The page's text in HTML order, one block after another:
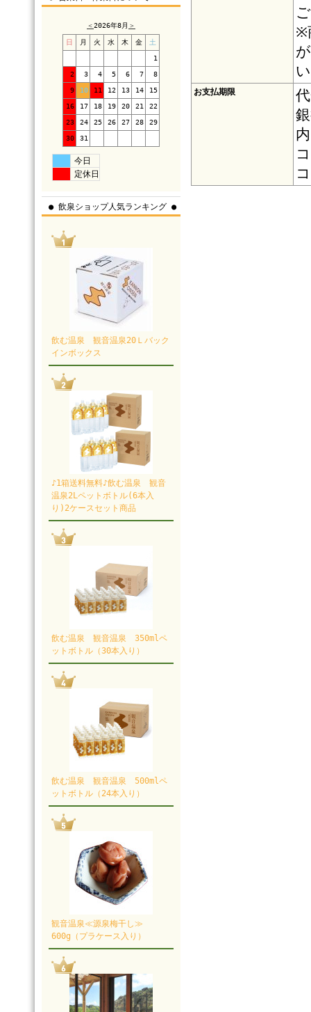
＜2026年8月 ＞
日 月 火 水 木 金 土
1
2 3 4 5 6 7 8
9 10 11 12 13 14 15
16 17 18 19 20 21 22
23 24 25 26 27 28 29
30 31
今日
定休日
● 飲泉ショップ人気ランキング ●
飲む温泉 観音温泉20Ｌバック
インボックス
♪1箱送料無料♪飲む温泉 観音
温泉2Lペットボトル(6本入
り)2ケースセット商品
飲む温泉 観音温泉 350mlペ
ットボトル（30本入り）
飲む温泉 観音温泉 500mlペ
ットボトル（24本入り）
観音温泉≪源泉梅干し≫
600g（プラケース入り）
※
お支払期限
内